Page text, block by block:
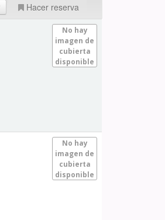
Hacer reserva
No hay
imagen de
cubierta
disponible
No hay
imagen de
cubierta
disponible